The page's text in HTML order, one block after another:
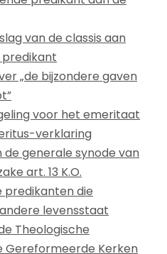
van de classis aan
„de bijzondere gaven
voor het emeritaat
verklaring
de generale synode van
art. 13 K.O.
predikanten die
levensstaat
Theologische
Gereformeerde Kerken